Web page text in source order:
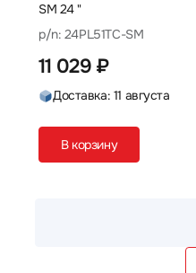
SM 24 "
p/n: 24PL51TC-SM
11 029 ₽
Доставка: 11 августа
В корзину